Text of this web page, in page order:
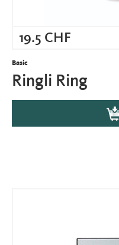
19.5 CHF
Basic
Ringli Ring